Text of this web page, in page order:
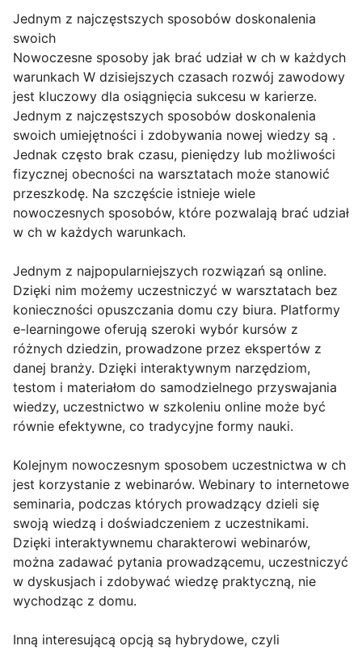
Jednym z najczęstszych sposobów doskonalenia
swoich
Nowoczesne sposoby jak brać udział w ch w każdych
warunkach W dzisiejszych czasach rozwój zawodowy
jest kluczowy dla osiągnięcia sukcesu w karierze.
Jednym z najczęstszych sposobów doskonalenia
swoich umiejętności i zdobywania nowej wiedzy są .
Jednak często brak czasu, pieniędzy lub możliwości
fizycznej obecności na warsztatach może stanowić
przeszkodę. Na szczęście istnieje wiele
nowoczesnych sposobów, które pozwalają brać udział
w ch w każdych warunkach.
Jednym z najpopularniejszych rozwiązań są online.
Dzięki nim możemy uczestniczyć w warsztatach bez
konieczności opuszczania domu czy biura. Platformy
e-learningowe oferują szeroki wybór kursów z
różnych dziedzin, prowadzone przez ekspertów z
danej branży. Dzięki interaktywnym narzędziom,
testom i materiałom do samodzielnego przyswajania
wiedzy, uczestnictwo w szkoleniu online może być
równie efektywne, co tradycyjne formy nauki.
Kolejnym nowoczesnym sposobem uczestnictwa w ch
jest korzystanie z webinarów. Webinary to internetowe
seminaria, podczas których prowadzący dzieli się
swoją wiedzą i doświadczeniem z uczestnikami.
Dzięki interaktywnemu charakterowi webinarów,
można zadawać pytania prowadzącemu, uczestniczyć
w dyskusjach i zdobywać wiedzę praktyczną, nie
wychodząc z domu.
Inną interesującą opcją są hybrydowe, czyli